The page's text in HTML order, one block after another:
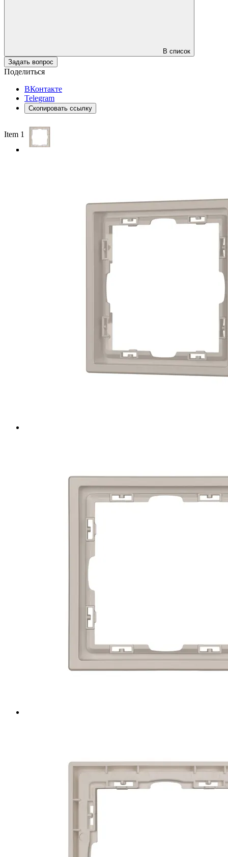
В список
Задать вопрос
Поделиться
ВКонтакте
Telegram
Скопировать ссылку
Item 1 of 3